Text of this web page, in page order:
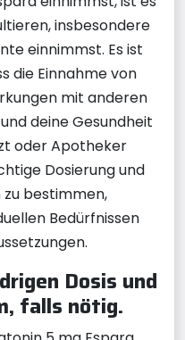
insbesondere
einnimmst. Es ist
die Einnahme von
mit anderen
deine Gesundheit
oder Apotheker
Dosierung und
bestimmen,
Bedürfnissen
Dosis und
falls nötig.